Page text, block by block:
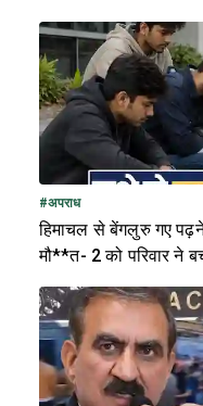
#अपराध
हिमाचल से बेंगलुरु गए
मौ**त- 2 को परिवार ने